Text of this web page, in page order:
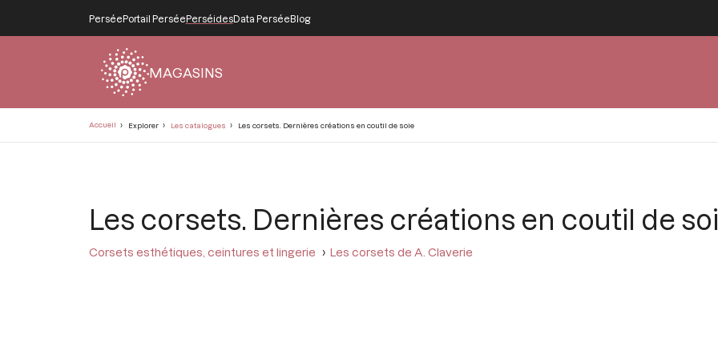
PerséePortail PerséePerséidesData PerséeBlog
MAGASINS
Accueil Explorer Les catalogues Les corsets. Dernières créations en coutil de soie
Les corsets. Dernières créations en coutil de
Corsets esthétiques, ceintures et lingerie Les corsets de A. Claverie